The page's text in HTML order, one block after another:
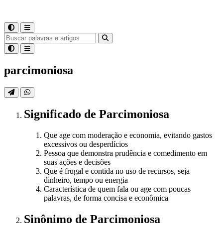
parcimoniosa
Significado de Parcimoniosa
Que age com moderação e economia, evitando gastos
excessivos ou desperdícios
Pessoa que demonstra prudência e comedimento em
suas ações e decisões
Que é frugal e contida no uso de recursos, seja
dinheiro, tempo ou energia
Característica de quem fala ou age com poucas
palavras, de forma concisa e econômica
Sinônimo de Parcimoniosa